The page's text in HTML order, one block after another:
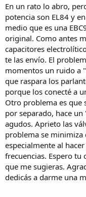
En un rato lo abro,
potencia son EL84 y
medio que es una
original. Como antes
capacitores
te las envío. El
momentos un ruido a
que raspara los
porque los conecté a
Otro problema es que
por separado, hace
agudos. Aprieto las
problema se minimiza
especialmente al
frecuencias. Espero tu
que me sugieras.
dedicás a darme una